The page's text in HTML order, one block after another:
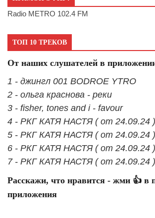
Radio METRO 102.4 FM
ТОП 10 ТРЕКОВ
От наших слушателей в
1 - джингл 001 BODROE YTRO
2 - ольга краснова - реки
3 - fisher, tones and i - favour
4 - РКГ КАТЯ НАСТЯ ( от 24.09.24
5 - РКГ КАТЯ НАСТЯ ( от 24.09.24
6 - РКГ КАТЯ НАСТЯ ( от 24.09.24
7 - РКГ КАТЯ НАСТЯ ( от 24.09.24
Расскажи, что нравится - жми 👍 в
приложения